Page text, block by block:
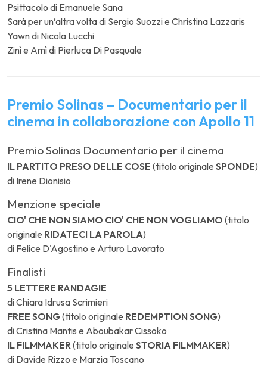
Psittacolo di Emanuele Sana
Sarà per un’altra volta di Sergio Suozzi e Christina Lazzaris
Yawn di Nicola Lucchi
Zinì e Amì di Pierluca Di Pasquale
Premio Solinas – Documentario per il
cinema in collaborazione con Apollo 11
Premio Solinas Documentario per il cinema
IL PARTITO PRESO DELLE COSE (titolo originale SPONDE)
di Irene Dionisio
Menzione speciale
CIO' CHE NON SIAMO CIO' CHE NON VOGLIAMO (titolo
originale RIDATECI LA PAROLA)
di Felice D'Agostino e Arturo Lavorato
Finalisti
5 LETTERE RANDAGIE
di Chiara Idrusa Scrimieri
FREE SONG (titolo originale REDEMPTION SONG)
di Cristina Mantis e Aboubakar Cissoko
IL FILMMAKER(titolo originale STORIA FILMMAKER)
di Davide Rizzo e Marzia Toscano